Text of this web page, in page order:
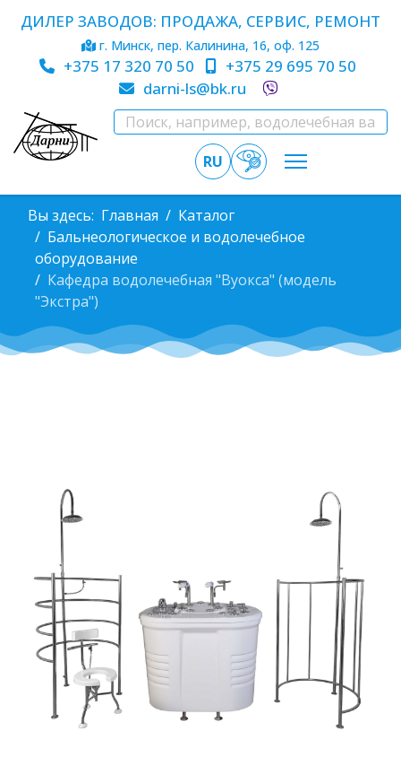
ДИЛЕР ЗАВОДОВ: ПРОДАЖА, СЕРВИС, РЕМОНТ
г. Минск, пер. Калинина, 16, оф. 125
+375 17 320 70 50
+375 29 695 70 50
darni-ls@bk.ru
RU
Вы здесь: Главная
Каталог
Бальнеологическое и водолечебное
оборудование
Кафедра водолечебная "Вуокса" (модель
"Экстра")